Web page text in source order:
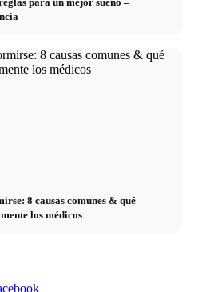
8 causas comunes & qué
los médicos